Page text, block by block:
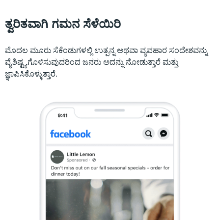
ತ್ವರಿತವಾಗಿ ಗಮನ ಸೆಳೆಯಿರಿ
ಮೊದಲ ಮೂರು ಸೆಕೆಂಡುಗಳಲ್ಲಿ ಉತ್ಪನ್ನ ಅಥವಾ ವ್ಯವಹಾರ ಸಂದೇಶವನ್ನು
ವೈಶಿಷ್ಟ್ಯಗೊಳಿಸುವುದರಿಂದ ಜನರು ಅದನ್ನು ನೋಡುತ್ತಾರೆ ಮತ್ತು
ಜ್ಞಾಪಿಸಿಕೊಳ್ಳುತ್ತಾರೆ.